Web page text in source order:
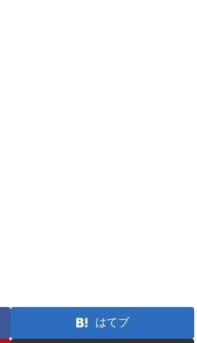
はてブ